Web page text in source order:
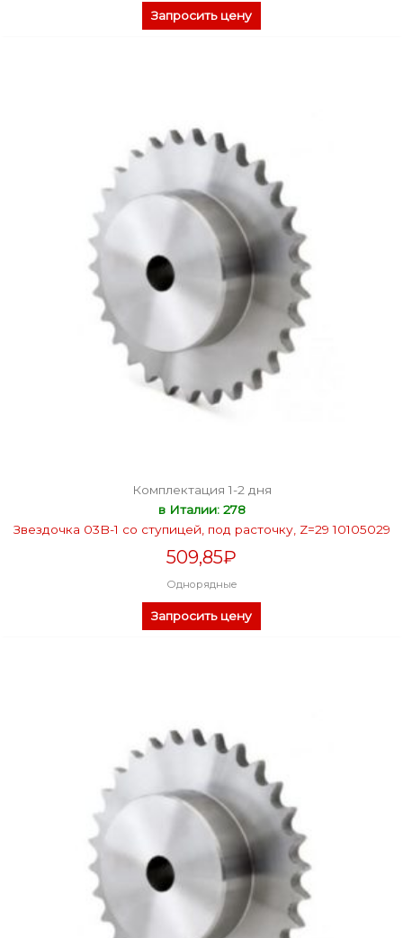
Запросить цену
Комплектация 1-2 дня
в Италии: 278
Звездочка 03B-1 со ступицей, под расточку, Z=29 10105029
509,85₽
Однорядные
Запросить цену